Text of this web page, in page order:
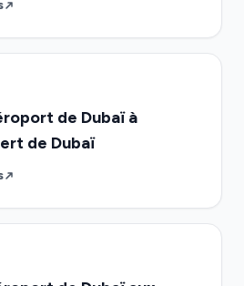
de Dubaï à
de Dubaï